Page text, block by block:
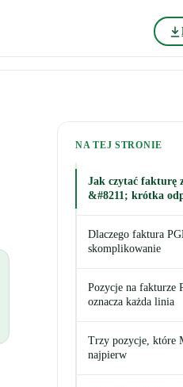
NA TEJ STRONIE
Jak czytać fakturę
&#8211; krótka
Dlaczego faktura
skomplikowanie
Pozycje na fakturze
oznacza każda linia
Trzy pozycje, które
najpierw